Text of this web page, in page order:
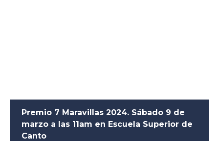
Premio 7 Maravillas 2024. Sábado 9 de
marzo a las 11am en Escuela Superior de
Canto